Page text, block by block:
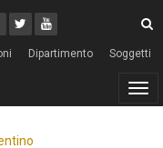
Twitter
Youtube
Dipartimento Soggetti